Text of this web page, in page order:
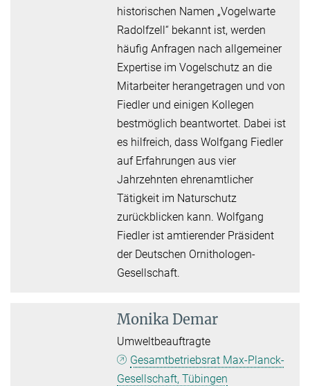
historischen Namen „Vogelwarte
Radolfzell“ bekannt ist, werden
häufig Anfragen nach allgemeiner
Expertise im Vogelschutz an die
Mitarbeiter herangetragen und von
Fiedler und einigen Kollegen
bestmöglich beantwortet. Dabei ist
es hilfreich, dass Wolfgang Fiedler
auf Erfahrungen aus vier
Jahrzehnten ehrenamtlicher
Tätigkeit im Naturschutz
zurückblicken kann. Wolfgang
Fiedler ist amtierender Präsident
der Deutschen Ornithologen-
Gesellschaft.
Monika Demar
Umweltbeauftragte
Gesamtbetriebsrat Max-Planck-
Gesellschaft, Tübingen